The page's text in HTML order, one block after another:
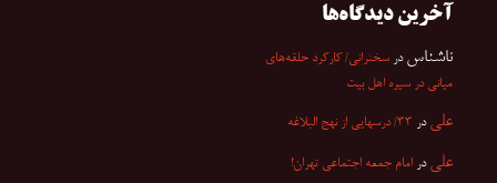
آخرین دیدگاه‌ها
ناشناس در سخنرانی/ کارکرد حلقه‌های
میانی در سیره اهل بیت
علی در ۳۳/ درسهایی از نهج البلاغه
علی در امام جمعه اجتماعی تهران!